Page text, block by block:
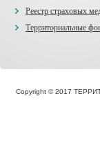
Реестр страховых
Территориальные
Copyright © 2017